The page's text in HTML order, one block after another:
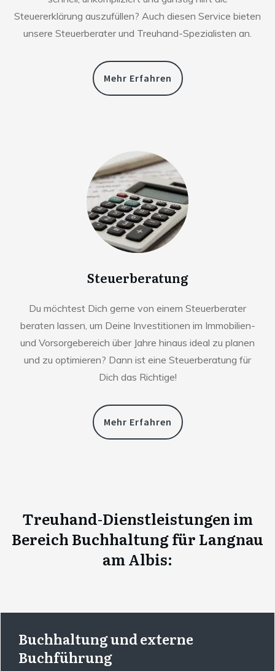
Steuererklärung auszufüllen? Auch diesen Service bieten
unsere Steuerberater und Treuhand-Spezialisten an.
Mehr Erfahren
Steuerberatung
Du möchtest Dich gerne von einem Steuerberater
beraten lassen, um Deine Investitionen im Immobilien-
und Vorsorgebereich über Jahre hinaus ideal zu planen
und zu optimieren? Dann ist eine Steuerberatung für
Dich das Richtige!
Mehr Erfahren
Treuhand-Dienstleistungen im
Bereich Buchhaltung für Langnau
am Albis:
Buchhaltung und externe
Buchführung